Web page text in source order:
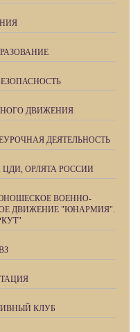
ДВИЖЕНИЯ
ДЕЯТЕЛЬНОСТЬ
ОРЛЯТА РОССИИ
ВОЕННО-
ДВИЖЕНИЕ "ЮНАРМИЯ".
КЛУБ